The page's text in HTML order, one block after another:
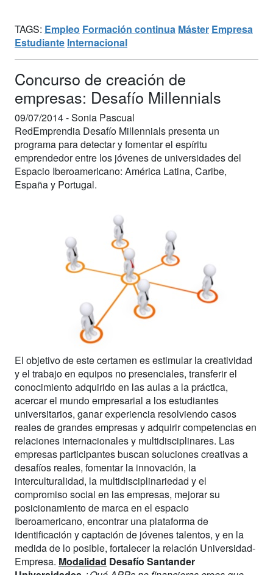
TAGS: Empleo Formación continua Máster Empresa
Estudiante Internacional
Concurso de creación de
empresas: Desafío Millennials
09/07/2014 -Sonia Pascual
RedEmprendia Desafío Millennials presenta un
programa para detectar y fomentar el espíritu
emprendedor entre los jóvenes de universidades del
Espacio Iberoamericano: América Latina, Caribe,
España y Portugal.
El objetivo de este certamen es estimular la creatividad
y el trabajo en equipos no presenciales, transferir el
conocimiento adquirido en las aulas a la práctica,
acercar el mundo empresarial a los estudiantes
universitarios, ganar experiencia resolviendo casos
reales de grandes empresas y adquirir competencias en
relaciones internacionales y multidisciplinares. Las
empresas participantes buscan soluciones creativas a
desafíos reales, fomentar la innovación, la
interculturalidad, la multidisciplinariedad y el
compromiso social en las empresas, mejorar su
posicionamiento de marca en el espacio
Iberoamericano, encontrar una plataforma de
identificación y captación de jóvenes talentos, y en la
medida de lo posible, fortalecer la relación Universidad-
Empresa. Modalidad Desafío Santander